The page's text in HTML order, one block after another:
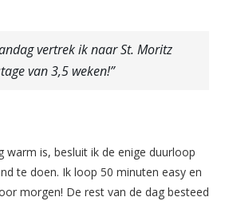
vertrek ik naar St. Moritz
van 3,5 weken!”
warm is, besluit ik de enige duurloop
te doen. Ik loop 50 minuten easy en
morgen! De rest van de dag besteed